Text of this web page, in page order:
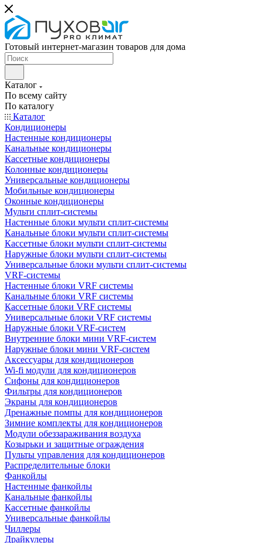
Готовый интернет-магазин товаров для дома
Каталог
По всему сайту
По каталогу
Каталог
Кондиционеры
Настенные кондиционеры
Канальные кондиционеры
Кассетные кондиционеры
Колонные кондиционеры
Универсальные кондиционеры
Мобильные кондиционеры
Оконные кондиционеры
Мульти сплит-системы
Настенные блоки мульти сплит-системы
Канальные блоки мульти сплит-системы
Кассетные блоки мульти сплит-системы
Наружные блоки мульти сплит-системы
Универсальные блоки мульти сплит-системы
VRF-системы
Настенные блоки VRF системы
Канальные блоки VRF системы
Кассетные блоки VRF системы
Универсальные блоки VRF системы
Наружные блоки VRF-систем
Внутренние блоки мини VRF-систем
Наружные блоки мини VRF-систем
Аксессуары для кондиционеров
Wi-fi модули для кондиционеров
Сифоны для кондиционеров
Фильтры для кондиционеров
Экраны для кондиционеров
Дренажные помпы для кондиционеров
Зимние комплекты для кондиционеров
Модули обеззараживания воздуха
Козырьки и защитные ограждения
Пульты управления для кондиционеров
Распределительные блоки
Фанкойлы
Настенные фанкойлы
Канальные фанкойлы
Кассетные фанкойлы
Универсальные фанкойлы
Чиллеры
Драйкулеры